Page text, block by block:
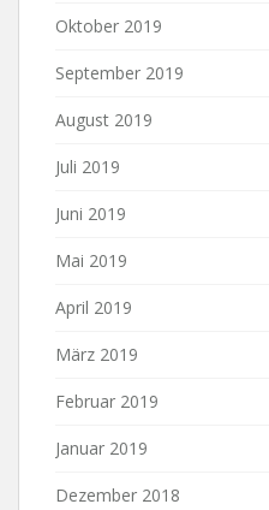
Oktober 2019
September 2019
August 2019
Juli 2019
Juni 2019
Mai 2019
April 2019
März 2019
Februar 2019
Januar 2019
Dezember 2018